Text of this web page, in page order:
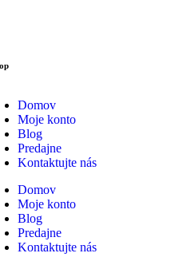
Domov
Moje konto
Blog
Predajne
Kontaktujte nás
Domov
Moje konto
Blog
Predajne
Kontaktujte nás